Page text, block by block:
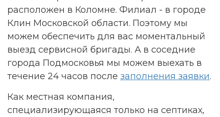
расположен в Коломне. Филиал - в городе
Клин Московской области. Поэтому мы
можем обеспечить для вас моментальный
выезд сервисной бригады. А в соседние
города Подмосковья мы можем выехать в
течение 24 часов после заполнения заявки.
Как местная компания,
специализирующаяся только на септиках,